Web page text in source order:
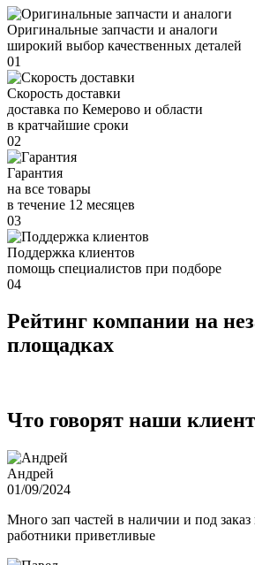
Оригинальные запчасти и аналоги
широкий выбор качественных деталей
01
Скорость доставки
доставка по Кемерово и области
в кратчайшие сроки
02
Гарантия
на все товары
в течение 12 месяцев
03
Поддержка клиентов
помощь специалистов при подборе
04
Рейтинг компании на
площадках
Что говорят наши
Андрей
01/09/2024
Много зап частей в наличии и под
работники приветливые